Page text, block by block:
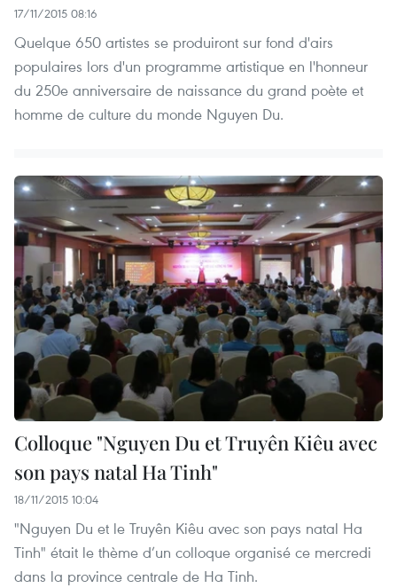
17/11/2015 08:16
Quelque 650 artistes se produiront sur fond d'airs
populaires lors d'un programme artistique en l'honneur
du 250e anniversaire de naissance du grand poète et
homme de culture du monde Nguyen Du.
Colloque "Nguyen Du et Truyên Kiêu avec
son pays natal Ha Tinh"
18/11/2015 10:04
"Nguyen Du et le Truyên Kiêu avec son pays natal Ha
Tinh" était le thème d’un colloque organisé ce mercredi
dans la province centrale de Ha Tinh.